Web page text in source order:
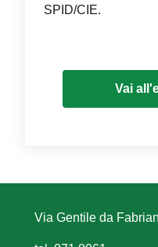
SPID/CIE.
Vai
Via Gentile da